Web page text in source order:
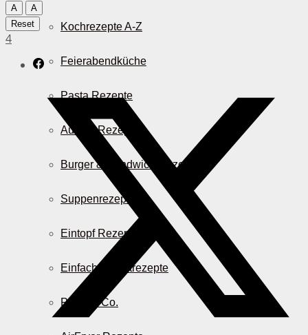
Kochrezepte A-Z
Feierabendküche
Pasta Rezepte
Auflauf Rezepte
Burger & Sandwich Rezepte
Suppenrezepte
Eintopf Rezepte
Einfache Salatrezepte
Pizza & Co.
A
A
Reset
4